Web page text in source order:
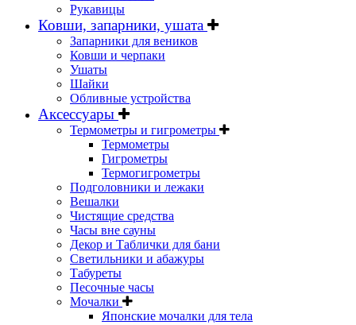
Рукавицы
Ковши, запарники, ушата
Запарники для веников
Ковши и черпаки
Ушаты
Шайки
Обливные устройства
Аксессуары
Термометры и гигрометры
Термометры
Гигрометры
Термогигрометры
Подголовники и лежаки
Вешалки
Чистящие средства
Часы вне сауны
Декор и Таблички для бани
Светильники и абажуры
Табуреты
Песочные часы
Мочалки
Японские мочалки для тела